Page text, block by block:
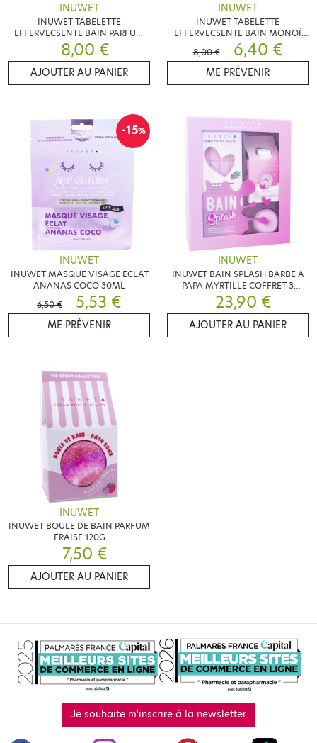
INUWET
INUWET TABELETTE
EFFERVECSENTE BAIN PARFUM
FRAISE 200G
8,00 €
AJOUTER AU PANIER
INUWET
INUWET TABELETTE
EFFERVECSENTE BAIN MONOÏ
200G
8,00 € 6,40 €
ME PRÉVENIR
-15%
INUWET
INUWET MASQUE VISAGE ECLAT
ANANAS COCO 30ML
6,50 €
5,53 €
ME PRÉVENIR
INUWET
INUWET BAIN SPLASH BARBE A
PAPA MYRTILLE COFFRET 3
PRODUITS
23,90 €
AJOUTER AU PANIER
INUWET
INUWET BOULE DE BAIN PARFUM
FRAISE 120G
7,50 €
AJOUTER AU PANIER
Je souhaite m'inscrire à la newsletter